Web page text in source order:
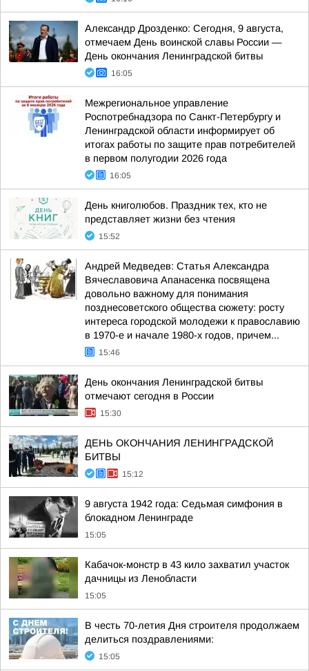
Александр Дрозденко: Сегодня, 9 августа,
отмечаем День воинской славы России —
День окончания Ленинградской битвы
16:05
Межрегиональное управление
Роспотребнадзора по Санкт-Петербургу и
Ленинградской области информирует об
итогах работы по защите прав потребителей
в первом полугодии 2026 года
16:05
День книголюбов. Праздник тех, кто не
представляет жизни без чтения
15:52
Андрей Медведев: Статья Александра
Вячеславовича Апанасенка посвящена
довольно важному для понимания
позднесоветского общества сюжету: росту
интереса городской молодежи к православию
в 1970-е и начале 1980-х годов, причем...
15:46
День окончания Ленинградской битвы
отмечают сегодня в России
15:30
ДЕНЬ ОКОНЧАНИЯ ЛЕНИНГРАДСКОЙ
БИТВЫ
15:12
9 августа 1942 года: Седьмая симфония в
блокадном Ленинграде
15:05
Кабачок-монстр в 43 кило захватил участок
дачницы из Ленобласти
15:05
В честь 70-летия Дня строителя продолжаем
делиться поздравлениями:
15:05